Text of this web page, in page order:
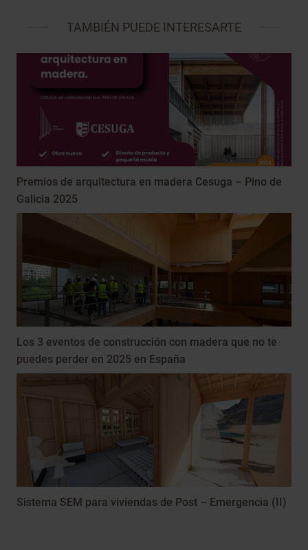
TAMBIÉN PUEDE INTERESARTE
Premios de arquitectura en madera Cesuga – Pino de
Galicia 2025
Los 3 eventos de construcción con madera que no te
puedes perder en 2025 en España
Sistema SEM para viviendas de Post – Emergencia (II)